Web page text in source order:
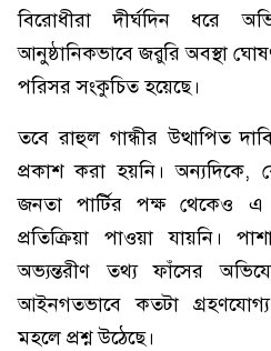
বিরোধীরা দীর্ঘদিন ধরে
আনুষ্ঠানিকভাবে জরুরি অবস্থা
পরিসর সংকুচিত হয়েছে।
তবে রাহুল গান্ধীর উত্থাপিত
প্রকাশ করা হয়নি। অন্যদিকে,
জনতা পার্টির পক্ষ থেকেও
প্রতিক্রিয়া পাওয়া যায়নি।
অভ্যন্তরীণ তথ্য ফাঁসের
আইনগতভাবে কতটা
মহলে প্রশ্ন উঠেছে।